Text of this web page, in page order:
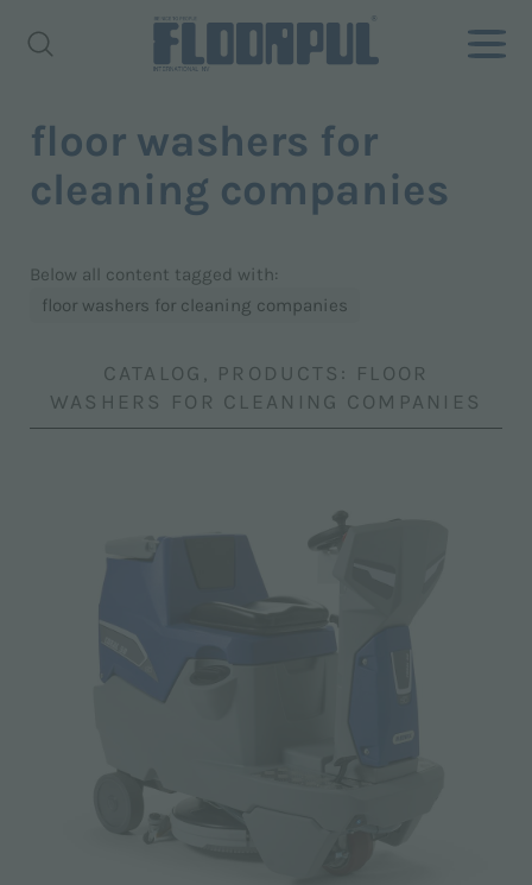
floor washers for
cleaning companies
Below all content tagged with:
floor washers for cleaning companies
CATALOG, PRODUCTS: FLOOR
WASHERS FOR CLEANING COMPANIES